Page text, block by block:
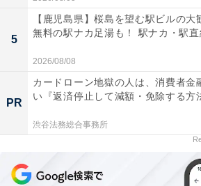
更新した場合は再申請）。
矢野
：なるほど、事前に申請してお
ですね。スムーズに申請できましたか
ゆりこ
：はい。K-ETAについては以
いましたし、ネットやSNS上に情報
大丈夫でした。それよりも今回の旅
後、お金を支払う場面だったんです
「決済手段は数パターン用意しよう」
5
【鹿児島県】桜島を望む駅ビルの大
無料の駅ナカ足湯も！ 駅ナカ・駅直
2026/08/08
PR
カードローン地獄の人は、消費者金
い『返済停止して減額・免除する方
渋谷法務総合事務所